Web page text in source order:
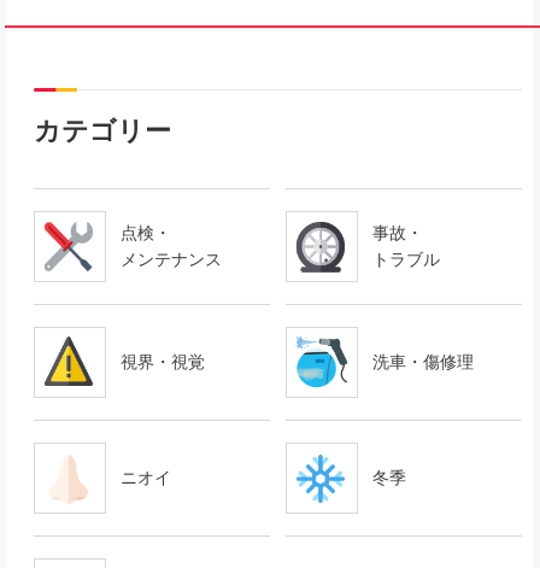
カテゴリー
点検・
メンテナンス
事故・
トラブル
視界・視覚 洗車・傷修理
ニオイ 冬季